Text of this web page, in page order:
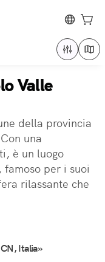
Valle
della provincia
una
è un luogo
per i suoi
rilassante che
Italia»